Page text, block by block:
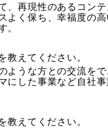
、再現性のあるコン
よく保ち、幸福度の
。
教えてください。
うな方との交流を
にした事業など自社
教えてください。